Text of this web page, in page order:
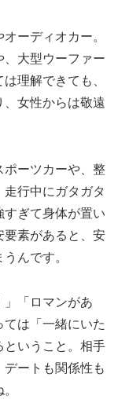
ーディオカー。
、大型ウーファー
理解できても、
女性からは敬遠
ポーツカーや、整
行中にガタガタ
ぎて身体が置い
素があると、安
んです。
」「ロマンがあ
は「一緒にいた
ということ。相手
ートも関係性も